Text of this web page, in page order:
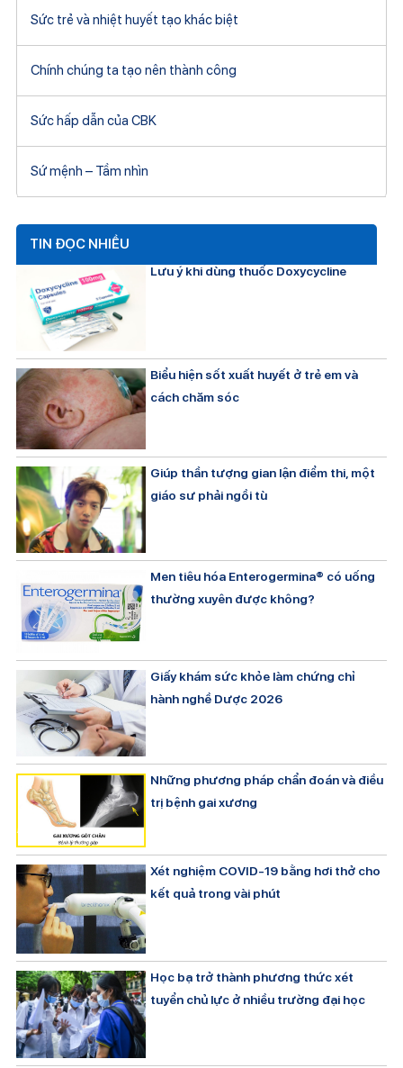
Sức trẻ và nhiệt huyết tạo khác biệt
Chính chúng ta tạo nên thành công
Sức hấp dẫn của CBK
Sứ mệnh – Tầm nhìn
TIN ĐỌC NHIỀU
Lưu ý khi dùng thuốc Doxycycline
Biểu hiện sốt xuất huyết ở trẻ em và
cách chăm sóc
Giúp thần tượng gian lận điểm thi, một
giáo sư phải ngồi tù
Men tiêu hóa Enterogermina® có uống
thường xuyên được không?
Giấy khám sức khỏe làm chứng chỉ
hành nghề Dược 2026
Những phương pháp chẩn đoán và điều
trị bệnh gai xương
Xét nghiệm COVID-19 bằng hơi thở cho
kết quả trong vài phút
Học bạ trở thành phương thức xét
tuyển chủ lực ở nhiều trường đại học